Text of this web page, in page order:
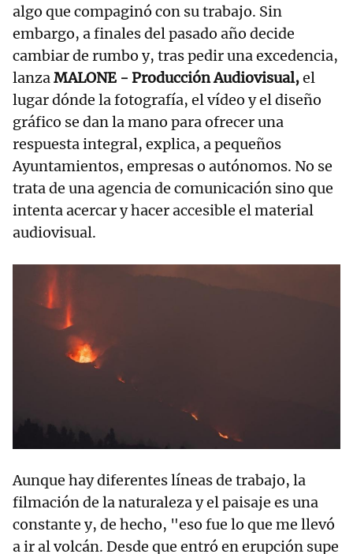
algo que compaginó con su trabajo. Sin
embargo, a finales del pasado año decide
cambiar de rumbo y, tras pedir una excedencia,
lanzaMALONE - Producción Audiovisual,el
lugar dónde la fotografía, el vídeo y el diseño
gráfico se dan la mano para ofrecer una
respuesta integral, explica, a pequeños
Ayuntamientos, empresas o autónomos. No se
trata de una agencia de comunicación sino que
intenta acercar y hacer accesible el material
audiovisual.
Aunque hay diferentes líneas de trabajo, la
filmación de la naturaleza y el paisaje es una
constante y, de hecho, "eso fue lo que me llevó
a ir al volcán. Desde que entró en erupción supe